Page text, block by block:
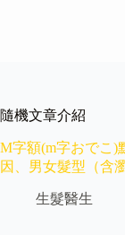
隨機文章介紹
M字額(m字おでこ)
因、男女髮型（含
生髮醫生